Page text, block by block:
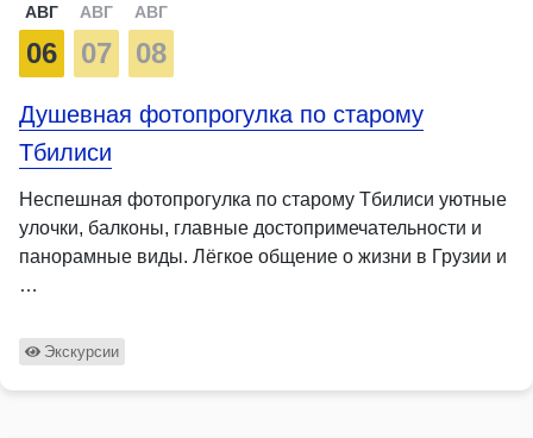
АВГ
06
АВГ
07
АВГ
08
Душевная фотопрогулка по старому
Тбилиси
Неспешная фотопрогулка по старому Тбилиси уютные
улочки, балконы, главные достопримечательности и
панорамные виды. Лёгкое общение о жизни в Грузии и
…
Экскурсии